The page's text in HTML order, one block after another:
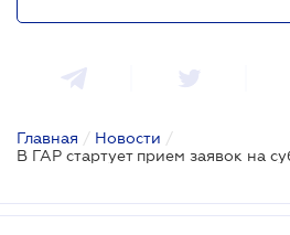
Главная / Новости /